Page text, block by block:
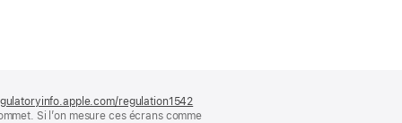
regulation1542
dans
Si l’on mesure ces écrans comme